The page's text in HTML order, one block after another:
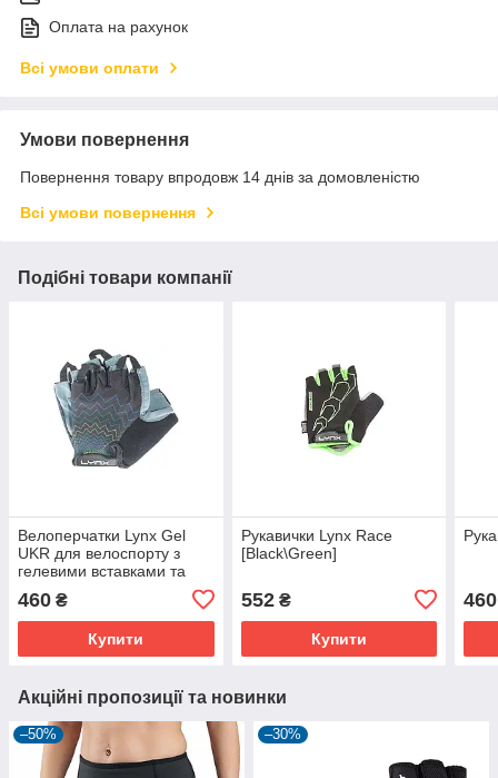
Оплата на рахунок
Всі умови оплати
Умови повернення
Повернення товару впродовж 14 днів за домовленістю
Всі умови повернення
Подібні товари компанії
Велоперчатки Lynx Gel
UKR для велоспорту з
гелевими вставками та
460 ₴
Купити
Рукавички Lynx Race
[Black\Green]
552₴
Купити
460
Акційні пропозиції та новинки
–50% –30%